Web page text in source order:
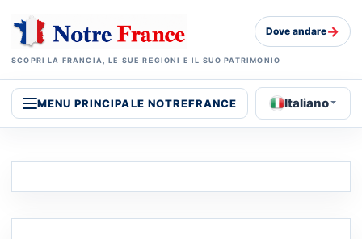
SCOPRI LA FRANCIA, LE SUE REGIONI E IL SUO PATRIMONIO
Dove andare→
MENU PRINCIPALE NOTREFRANCE Italiano